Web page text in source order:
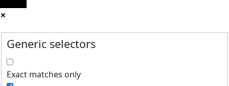
Generic selectors
Exact matches only